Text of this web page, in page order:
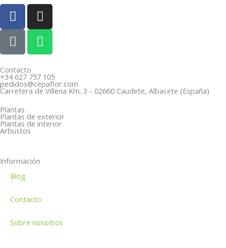
F
a
c
e
b
o
o
k
I
n
s
t
a
g
r
a
m
P
h
o
n
e
-
a
l
t
W
h
a
t
s
a
p
p
Contacto
+34 627 757 105
pedidos@cepaflor.com
Carretera de Villena Km. 3 - 02660 Caudete, Albacete (España)
Plantas
Plantas de exterior
Plantas de interior
Arbustos
Información
Blog
Contacto
Sobre nosotros